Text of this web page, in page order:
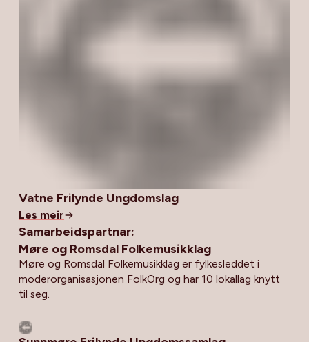
Vatne Frilynde Ungdomslag
Les meir
Samarbeidspartnar:
Møre og Romsdal Folkemusikklag
Møre og Romsdal Folkemusikklag er fylkesleddet i
moderorganisasjonen FolkOrg og har 10 lokallag knytt
til seg.